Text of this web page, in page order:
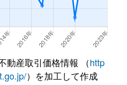
動産取引価格情報 （http
）を加工して作成